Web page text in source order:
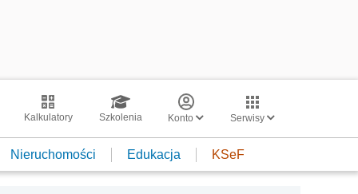
Kalkulatory Szkolenia Konto Serwisy
Nieruchomości Edukacja KSeF